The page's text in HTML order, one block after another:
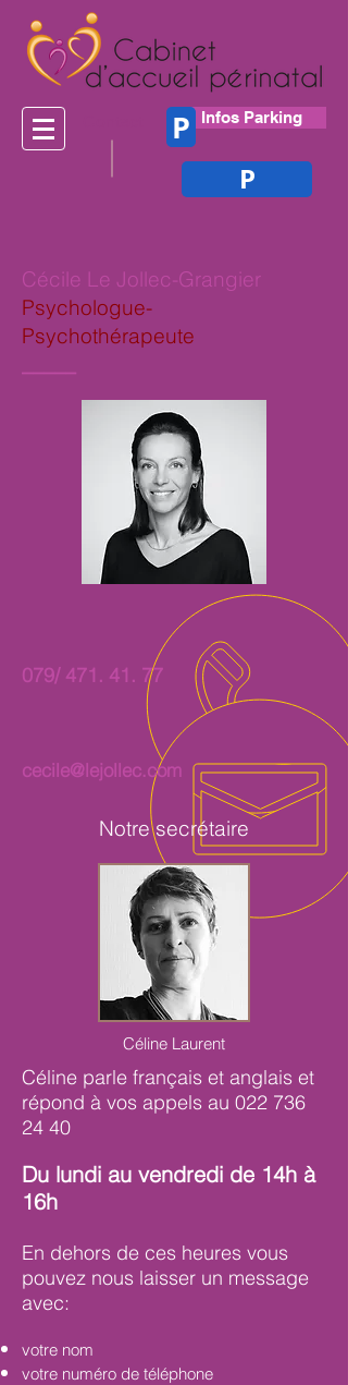
Infos Parking
P
P
Cécile Le Jollec-Grangier
Psychologue-
Psychothérapeute
079/ 471. 41. 77
cecile@lejollec.com
Notre secrétaire
Céline Laurent
Céline parle français et anglais et
répond à vos appels au 022 736
24 40
​Du lundi au vendredi de 14h à
16h
En dehors de ces heures vous
pouvez nous laisser un message
avec:
votre nom
votre numéro de téléphone